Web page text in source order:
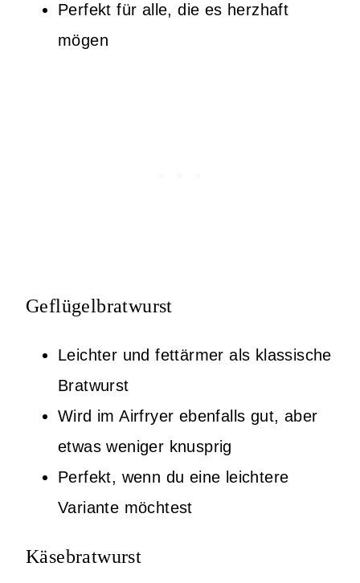
Perfekt für alle, die es herzhaft
mögen
Geflügelbratwurst
Leichter und fettärmer als klassische
Bratwurst
Wird im Airfryer ebenfalls gut, aber
etwas weniger knusprig
Perfekt, wenn du eine leichtere
Variante möchtest
Käsebratwurst